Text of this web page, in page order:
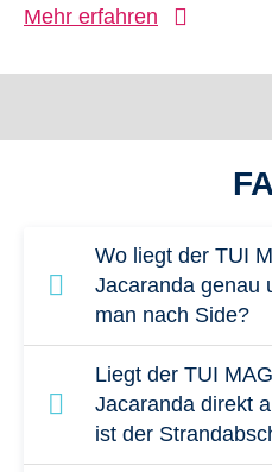
Mehr erfahren
Wo liegt der TUI
Jacaranda genau
man nach Side?
Der TUI MAGIC LIFE
Gündoğdu westlich
Türkischen Riviera.
Liegt der TUI
Jacaranda direkt
ist der